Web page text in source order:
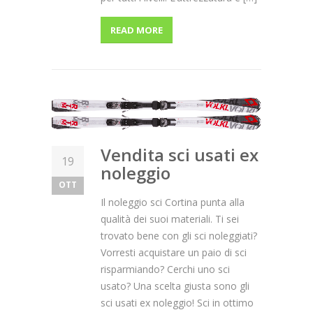
READ MORE
19
OTT
Vendita sci usati ex
noleggio
Il noleggio sci Cortina punta alla
qualità dei suoi materiali. Ti sei
trovato bene con gli sci noleggiati?
Vorresti acquistare un paio di sci
risparmiando? Cerchi uno sci
usato? Una scelta giusta sono gli
sci usati ex noleggio! Sci in ottimo
NOLEGGIA ORA